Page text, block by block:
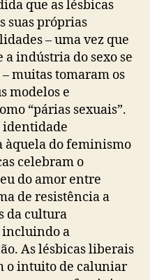
que as lésbicas
suas próprias
– uma vez que
indústria do sexo se
muitas tomaram os
modelos e
“párias sexuais”.
identidade
do feminismo
celebram o
do amor entre
de resistência a
da cultura
incluindo a
As lésbicas liberais
o intuito de caluniar